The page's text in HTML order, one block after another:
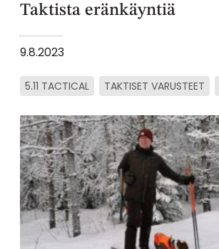
Taktista eränkäyntiä
9.8.2023
5.11 TACTICAL TAKTISET VARUSTEET